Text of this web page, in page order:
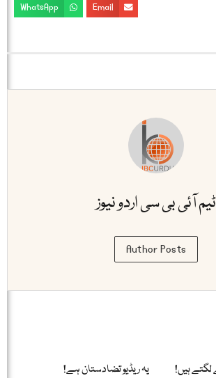
Email
WhatsApp
ٹیم آئی بی سی اردو نیوز
Author Posts
لگتے ہیں! یہ ریڈیو تضادستان ہے!